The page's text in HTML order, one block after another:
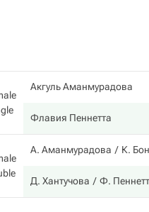
Акгуль Аманмурадова
Флавия Пеннетта
А. Аманмурадова К.
Д. Хантучова Ф.